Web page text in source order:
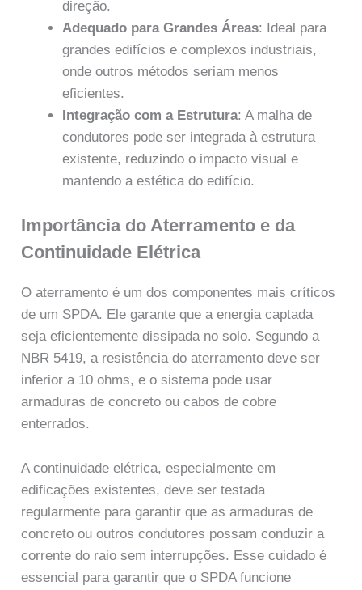
direção.
Adequado para Grandes Áreas: Ideal para
grandes edifícios e complexos industriais,
onde outros métodos seriam menos
eficientes.
Integração com a Estrutura: A malha de
condutores pode ser integrada à estrutura
existente, reduzindo o impacto visual e
mantendo a estética do edifício.
Importância do Aterramento e da
Continuidade Elétrica
O aterramento é um dos componentes mais críticos
de um SPDA. Ele garante que a energia captada
seja eficientemente dissipada no solo. Segundo a
NBR 5419, a resistência do aterramento deve ser
inferior a 10 ohms, e o sistema pode usar
armaduras de concreto ou cabos de cobre
enterrados.
A continuidade elétrica, especialmente em
edificações existentes, deve ser testada
regularmente para garantir que as armaduras de
concreto ou outros condutores possam conduzir a
corrente do raio sem interrupções. Esse cuidado é
essencial para garantir que o SPDA funcione